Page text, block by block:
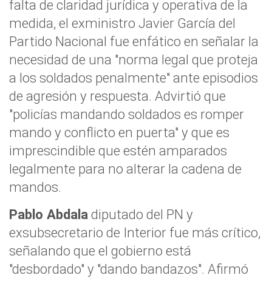
falta de claridad jurídica y operativa de la
medida, el exministro Javier García del
Partido Nacional fue enfático en señalar la
necesidad de una "norma legal que proteja
a los soldados penalmente" ante episodios
de agresión y respuesta. Advirtió que
"policías mandando soldados es romper
mando y conflicto en puerta" y que es
imprescindible que estén amparados
legalmente para no alterar la cadena de
mandos.
Pablo Abdala diputado del PN y
exsubsecretario de Interior fue más crítico,
señalando que el gobierno está
"desbordado" y "dando bandazos". Afirmó